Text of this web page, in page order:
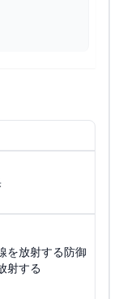
を放射する防御
射する